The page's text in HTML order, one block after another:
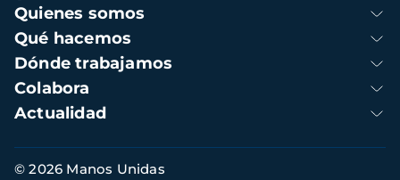
Navegación
principal
Quienes somos
Qué hacemos
Dónde trabajamos
Colabora
Actualidad
Información
© 2026 Manos Unidas